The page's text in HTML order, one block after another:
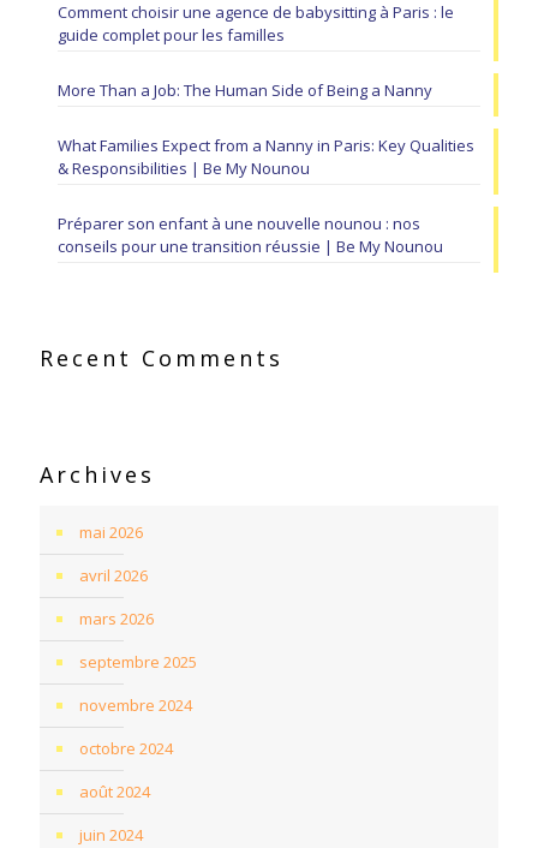
Comment choisir une agence de babysitting à Paris : le
guide complet pour les familles
More Than a Job: The Human Side of Being a Nanny
What Families Expect from a Nanny in Paris: Key Qualities
& Responsibilities | Be My Nounou
Préparer son enfant à une nouvelle nounou : nos
conseils pour une transition réussie | Be My Nounou
Recent Comments
Archives
mai 2026
avril 2026
mars 2026
septembre 2025
novembre 2024
octobre 2024
août 2024
juin 2024